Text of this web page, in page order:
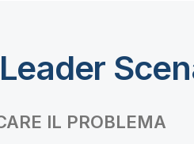
IL PROBLEMA